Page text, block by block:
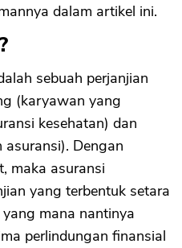
dalam artikel ini.
sebuah perjanjian
(karyawan yang
kesehatan) dan
Dengan
maka asuransi
yang terbentuk setara
mana nantinya
perlindungan finansial